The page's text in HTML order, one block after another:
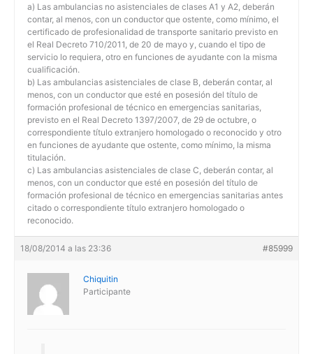
a) Las ambulancias no asistenciales de clases A1 y A2, deberán
contar, al menos, con un conductor que ostente, como mínimo, el
certificado de profesionalidad de transporte sanitario previsto en
el Real Decreto 710/2011, de 20 de mayo y, cuando el tipo de
servicio lo requiera, otro en funciones de ayudante con la misma
cualificación.
b) Las ambulancias asistenciales de clase B, deberán contar, al
menos, con un conductor que esté en posesión del título de
formación profesional de técnico en emergencias sanitarias,
previsto en el Real Decreto 1397/2007, de 29 de octubre, o
correspondiente título extranjero homologado o reconocido y otro
en funciones de ayudante que ostente, como mínimo, la misma
titulación.
c) Las ambulancias asistenciales de clase C, deberán contar, al
menos, con un conductor que esté en posesión del título de
formación profesional de técnico en emergencias sanitarias antes
citado o correspondiente título extranjero homologado o
reconocido.
18/08/2014 a las 23:36 #85999
Chiquitin
Participante